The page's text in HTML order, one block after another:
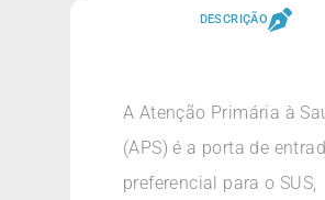
DESCRIÇÃO
A Atenção Primária à
(APS) é a porta de
preferencial para o SUS,